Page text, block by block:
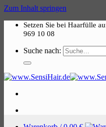
Zum Inhalt springen
Setzen Sie bei Haarfülle
969 10 08
Suche nach: